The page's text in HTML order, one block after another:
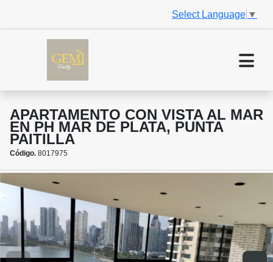
Select Language ▼
APARTAMENTO CON VISTA AL MAR
EN PH MAR DE PLATA, PUNTA
PAITILLA
Código. 8017975